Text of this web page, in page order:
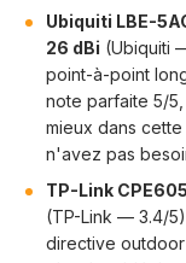
Ubiquiti LBE-
26 dBi (Ubiquiti
point-à-point
note parfaite 5/
mieux dans cette
n'avez pas
TP-Link
(TP-Link — 3.4/
directive outdoor